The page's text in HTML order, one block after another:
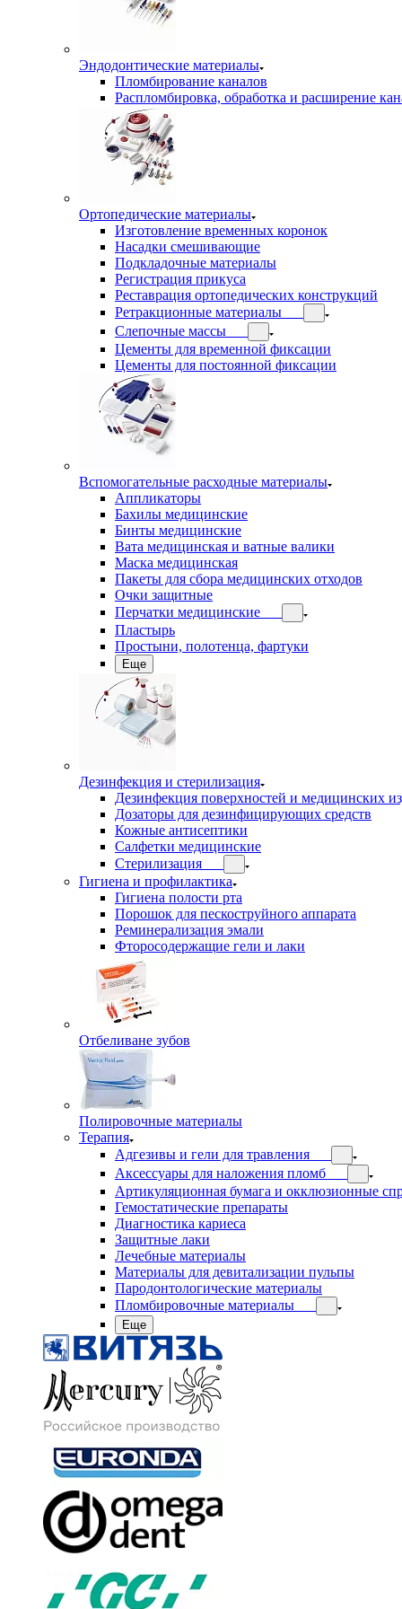
Эндодонтические материалы
Пломбирование каналов
Распломбировка, обработка и расширение
Ортопедические материалы
Изготовление временных коронок
Насадки смешивающие
Подкладочные материалы
Регистрация прикуса
Реставрация ортопедических конструкций
Ретракционные материалы
Слепочные массы
Цементы для временной фиксации
Цементы для постоянной фиксации
Вспомогательные расходные материалы
Аппликаторы
Бахилы медицинские
Бинты медицинские
Вата медицинская и ватные валики
Маска медицинская
Пакеты для сбора медицинских отходов
Очки защитные
Перчатки медицинские
Пластырь
Простыни, полотенца, фартуки
Еще
Дезинфекция и стерилизация
Дезинфекция поверхностей и медицинских
Дозаторы для дезинфицирующих средств
Кожные антисептики
Салфетки медицинские
Стерилизация
Гигиена и профилактика
Гигиена полости рта
Порошок для пескоструйного аппарата
Реминерализация эмали
Фторосодержащие гели и лаки
Отбеливане зубов
Полировочные материалы
Терапия
Адгезивы и гели для травления
Аксессуары для наложения пломб
Артикуляционная бумага и окклюзионные
Гемостатические препараты
Диагностика кариеса
Защитные лаки
Лечебные материалы
Материалы для девитализации пульпы
Пародонтологические материалы
Пломбировочные материалы
Еще